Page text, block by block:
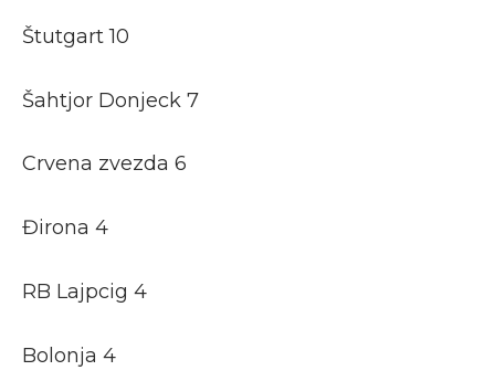
Štutgart 10
Šahtjor Donjeck 7
Crvena zvezda 6
Đirona 4
RB Lajpcig 4
Bolonja 4